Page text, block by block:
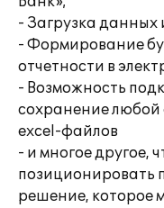
- Загрузка данных
- Формирование
отчетности в
- Возможность
сохранение
excel-файлов
- и многое другое,
позиционировать
решение, которое